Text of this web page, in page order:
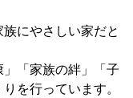
にやさしい家だと
「家族の絆」「子
を行っています。